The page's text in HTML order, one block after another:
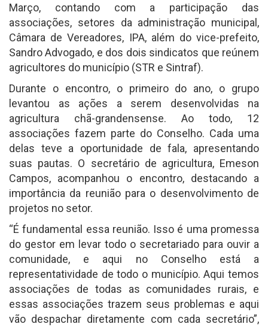
Março, contando com a participação das
associações, setores da administração municipal,
Câmara de Vereadores, IPA, além do vice-prefeito,
Sandro Advogado, e dos dois sindicatos que reúnem
agricultores do município (STR e Sintraf).
Durante o encontro, o primeiro do ano, o grupo
levantou as ações a serem desenvolvidas na
agricultura chã-grandensense. Ao todo, 12
associações fazem parte do Conselho. Cada uma
delas teve a oportunidade de fala, apresentando
suas pautas. O secretário de agricultura, Emeson
Campos, acompanhou o encontro, destacando a
importância da reunião para o desenvolvimento de
projetos no setor.
“É fundamental essa reunião. Isso é uma promessa
do gestor em levar todo o secretariado para ouvir a
comunidade, e aqui no Conselho está a
representatividade de todo o município. Aqui temos
associações de todas as comunidades rurais, e
essas associações trazem seus problemas e aqui
vão despachar diretamente com cada secretário”,